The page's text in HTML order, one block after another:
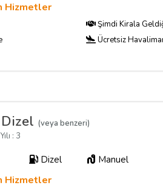
Hizmetler
Şimdi Kirala
Ücretsiz
(veya benzeri)
: 3
Dizel Manuel
Hizmetler